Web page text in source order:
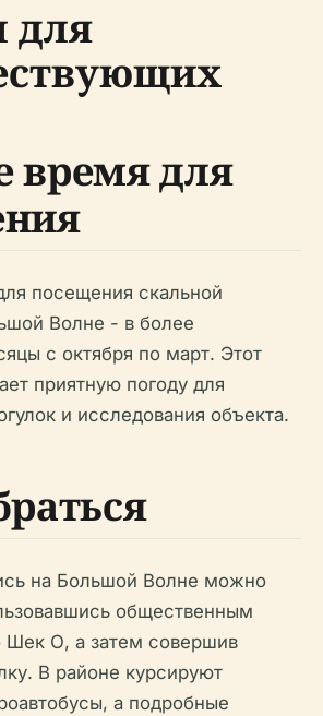
для
время для
посещения скальной
Волне - в более
с октября по март. Этот
приятную погоду для
и исследования объекта.
на Большой Волне можно
общественным
Шек О, а затем совершив
В районе курсируют
а подробные